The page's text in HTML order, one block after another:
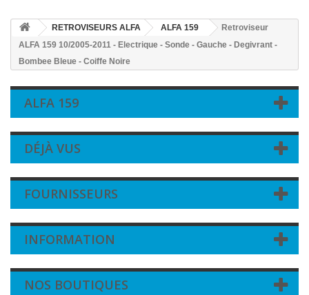
RETROVISEURS ALFA ALFA 159
Retroviseur
ALFA 159 10/2005-2011 - Electrique - Sonde - Gauche - Degivrant -
Bombee Bleue - Coiffe Noire
ALFA 159
DÉJÀ VUS
FOURNISSEURS
INFORMATION
NOS BOUTIQUES